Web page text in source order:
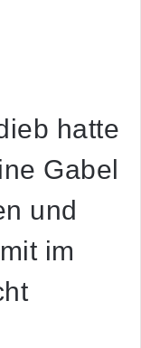
hatte
Gabel
und
im